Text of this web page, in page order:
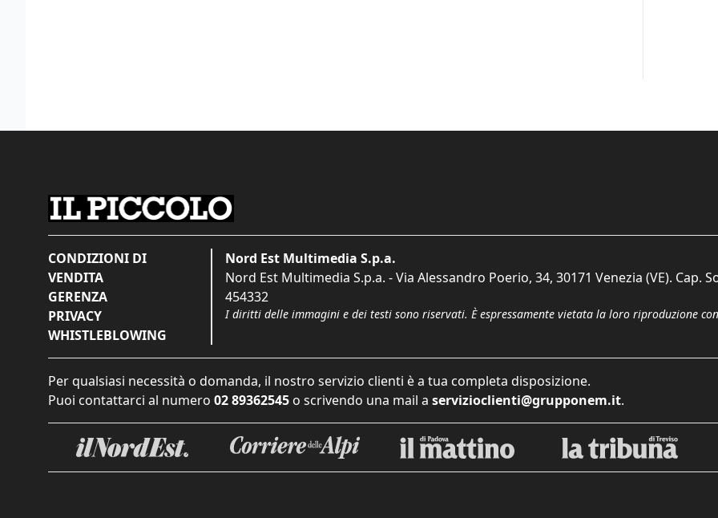
CONDIZIONI DI
VENDITA
GERENZA
PRIVACY
WHISTLEBLOWING
Nord Est Multimedia S.p.a.
Nord Est Multimedia S.p.a. - Via Alessandro Poerio, 34, 30171 Venezia (VE). Cap.
454332
I diritti delle immagini e dei testi sono riservati. È espressamente vietata la loro riproduzione
Per qualsiasi necessità o domanda, il nostro servizio clienti è a tua completa disposizione.
Puoi contattarci al numero 02 89362545 o scrivendo una mail a servizioclienti@grupponem.it.